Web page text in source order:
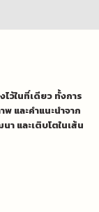
ว้ในที่เดียว ทั้งการ
และคำแนะนำจาก
และเติบโตในเส้น